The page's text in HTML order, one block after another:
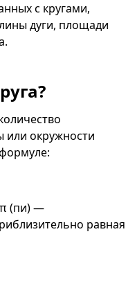
с кругами,
дуги, площади
или окружности
π (пи) —
равная